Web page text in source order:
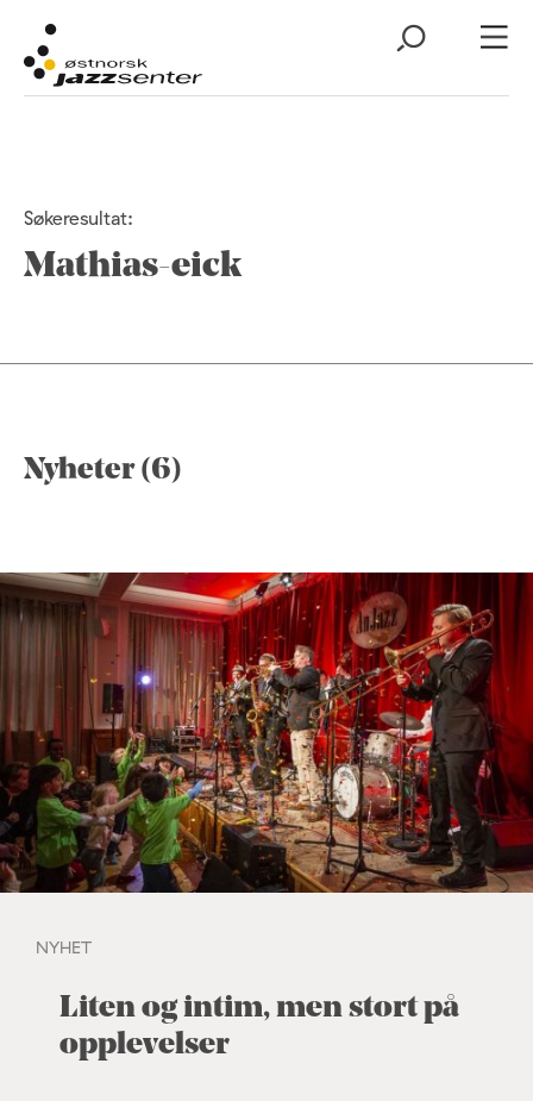
Søkeresultat:
Mathias-eick
Nyheter (6)
NYHET
Liten og intim, men stort på
opplevelser